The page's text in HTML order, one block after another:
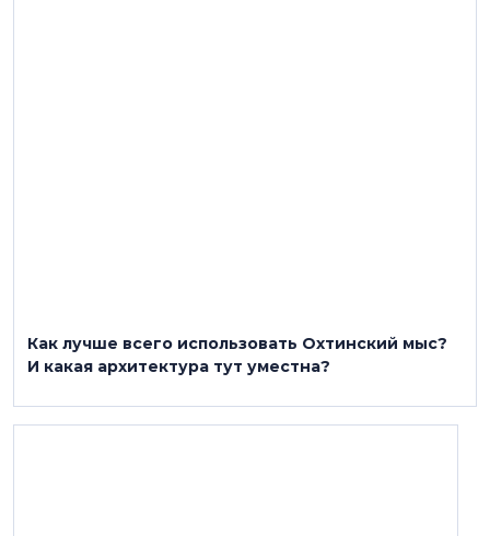
Как лучше всего использовать Охтинский мыс?
И какая архитектура тут уместна?